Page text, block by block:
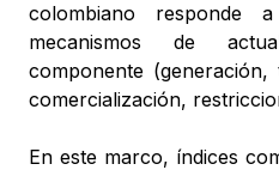
colombiano responde
mecanismos de
componente (generación,
comercialización,
En este marco, índices